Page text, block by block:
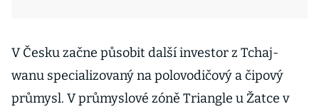
V Česku začne působit další investor z Tchaj-
wanu specializovaný na polovodičový a čipový
průmysl. V průmyslové zóně Triangle u Žatce v